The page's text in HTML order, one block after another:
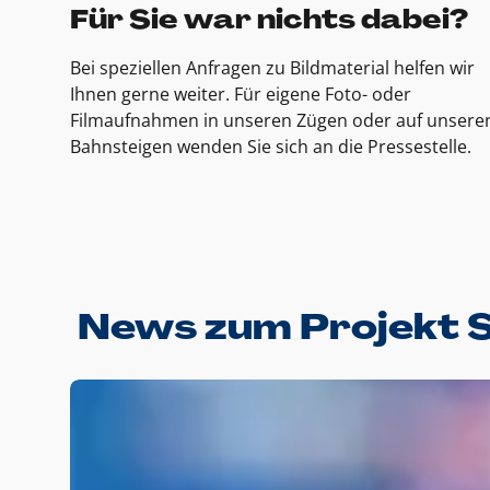
Für Sie war nichts dabei?
Bei speziellen Anfragen zu Bildmaterial helfen wir
Ihnen gerne weiter. Für eigene Foto- oder
Filmaufnahmen in unseren Zügen oder auf
Bahnsteigen wenden Sie sich an die Pressestelle.
News zum Projekt